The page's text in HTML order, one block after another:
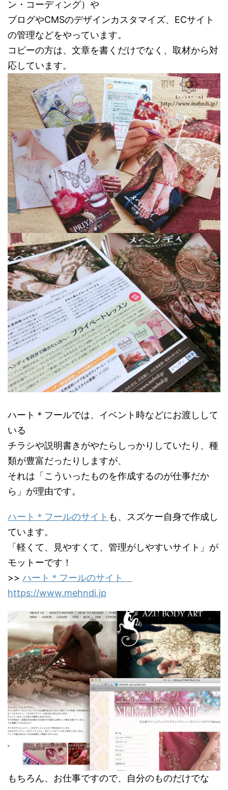
ン・コーディング）や
ブログやCMSのデザインカスタマイズ、ECサイト
の管理などをやっています。
コピーの方は、文章を書くだけでなく、取材から対
応しています。
ハート＊フールでは、イベント時などにお渡しして
いる
チラシや説明書きがやたらしっかりしていたり、種
類が豊富だったりしますが、
それは「こういったものを作成するのが仕事だか
ら」が理由です。
ハート＊フールのサイト も、スズケー自身で作成し
ています。
「軽くて、見やすくて、管理がしやすいサイト」が
モットーです！
>> ハート＊フールのサイト
https://www.mehndi.jp
もちろん、お仕事ですので、自分のものだけでな